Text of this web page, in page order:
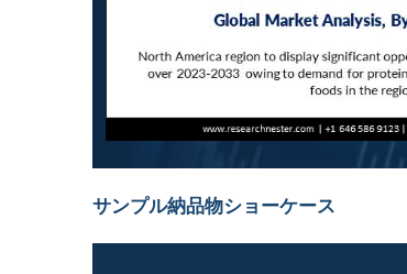
サンプル納品物ショーケース